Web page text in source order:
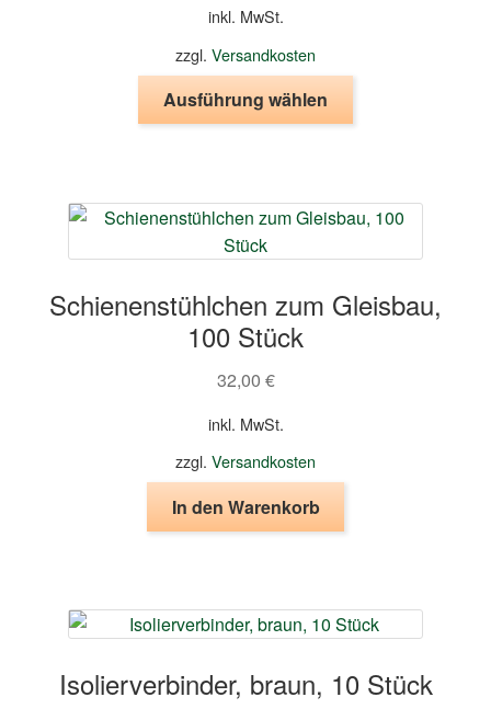
inkl. MwSt.
zzgl. Versandkosten
Ausführung wählen
Varianten
auf.
können
Schienenstühlchen zum Gleisbau,
100 Stück
32,00 €
inkl. MwSt.
zzgl. Versandkosten
In den Warenkorb
Isolierverbinder, braun, 10 Stück